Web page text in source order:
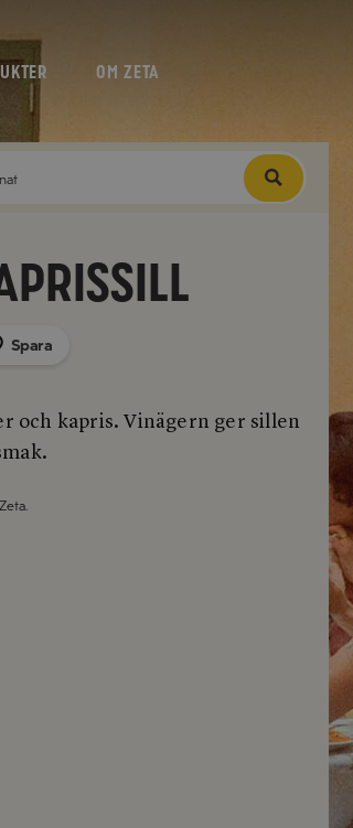
OM ZETA
Spara
och kapris. Vinägern ger sillen
Zeta.